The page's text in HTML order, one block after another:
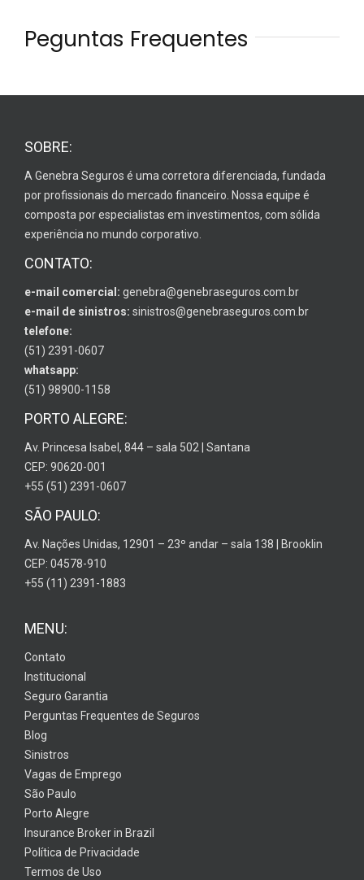
Peguntas Frequentes
SOBRE:
A Genebra Seguros é uma corretora diferenciada, fundada
por profissionais do mercado financeiro. Nossa equipe é
composta por especialistas em investimentos, com sólida
experiência no mundo corporativo.
CONTATO:
e-mail comercial: genebra@genebraseguros.com.br
e-mail de sinistros: sinistros@genebraseguros.com.br
telefone:
(51) 2391-0607
whatsapp:
(51) 98900-1158
PORTO ALEGRE:
Av. Princesa Isabel, 844 – sala 502 | Santana
CEP: 90620-001
+55 (51) 2391-0607
SÃO PAULO:
Av. Nações Unidas, 12901 – 23º andar – sala 138 | Brooklin
CEP: 04578-910
+55 (11) 2391-1883
MENU:
Contato
Institucional
Seguro Garantia
Perguntas Frequentes de Seguros
Blog
Sinistros
Vagas de Emprego
São Paulo
Porto Alegre
Insurance Broker in Brazil
Política de Privacidade
Termos de Uso